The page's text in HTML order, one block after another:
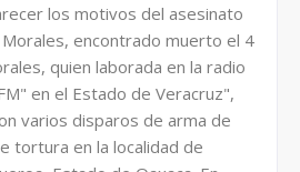
los motivos del asesinato
Morales, encontrado muerto el 4
quien laborada en la radio
en el Estado de Veracruz",
varios disparos de arma de
tortura en la localidad de